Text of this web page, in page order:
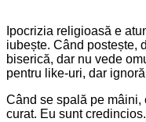
Ipocrizia religioasă e
iubește. Când postește,
biserică, dar nu vede
pentru like-uri, dar
Când se spală pe mâini,
curat. Eu sunt